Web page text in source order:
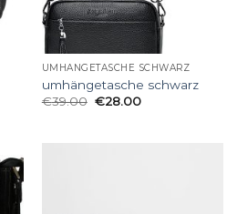
UMHÄNGETASCHE SCHWARZ
umhängetasche schwarz
€39.00 €28.00